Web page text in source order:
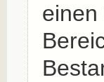
einen